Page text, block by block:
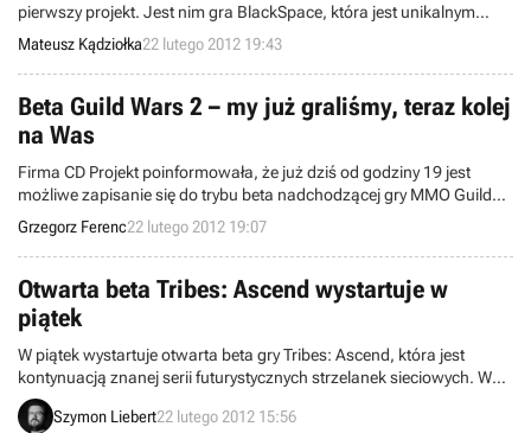
pierwszy projekt. Jest nim gra BlackSpace, która jest unikalnym
połączeniem strategii, gry akcji oraz elementów ekonomicznych.
Tytuł pojawi się na pecetach najprawdopodobniej jeszcze w tym
roku.
Mateusz Kądziołka22 lutego 2012 19:43
Beta Guild Wars 2 – my już graliśmy, teraz kolej
na Was
Firma CD Projekt poinformowała, że już dziś od godziny 19 jest
możliwe zapisanie się do trybu beta nadchodzącej gry MMO Guild
Wars 2!
Grzegorz Ferenc22 lutego 2012 19:07
Otwarta beta Tribes: Ascend wystartuje w
piątek
W piątek wystartuje otwarta beta gry Tribes: Ascend, która jest
kontynuacją znanej serii futurystycznych strzelanek sieciowych. W
zamkniętych testach produkcji studia Hi-Rez wzięło udział ponad
300 tysięcy osób.
Szymon Liebert22 lutego 2012 15:56